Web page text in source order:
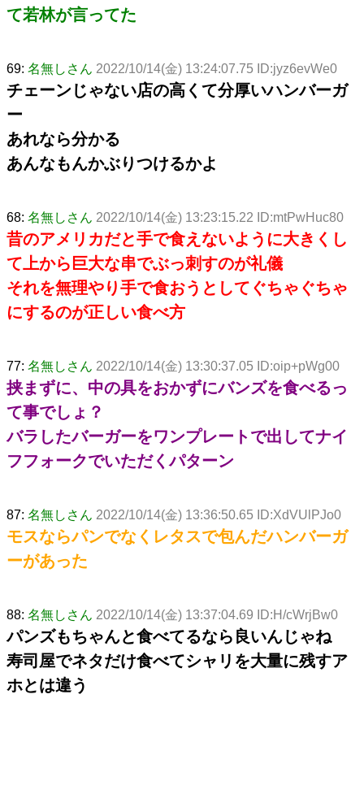
て若林が言ってた
69: 名無しさん 2022/10/14(金) 13:24:07.75 ID:jyz6evWe0
チェーンじゃない店の高くて分厚いハンバーガ
ー
あれなら分かる
あんなもんかぶりつけるかよ
68: 名無しさん 2022/10/14(金) 13:23:15.22 ID:mtPwHuc80
昔のアメリカだと手で食えないように大きくし
て上から巨大な串でぶっ刺すのが礼儀
それを無理やり手で食おうとしてぐちゃぐちゃ
にするのが正しい食べ方
77: 名無しさん 2022/10/14(金) 13:30:37.05 ID:oip+pWg00
挟まずに、中の具をおかずにバンズを食べるっ
て事でしょ？
バラしたバーガーをワンプレートで出してナイ
フフォークでいただくパターン
87: 名無しさん 2022/10/14(金) 13:36:50.65 ID:XdVUlPJo0
モスならパンでなくレタスで包んだハンバーガ
ーがあった
88: 名無しさん 2022/10/14(金) 13:37:04.69 ID:H/cWrjBw0
パンズもちゃんと食べてるなら良いんじゃね
寿司屋でネタだけ食べてシャリを大量に残すア
ホとは違う